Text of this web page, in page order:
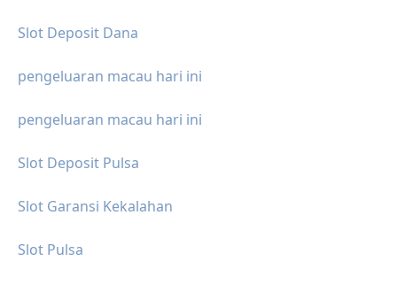
Slot Deposit Dana
pengeluaran macau hari ini
pengeluaran macau hari ini
Slot Deposit Pulsa
Slot Garansi Kekalahan
Slot Pulsa